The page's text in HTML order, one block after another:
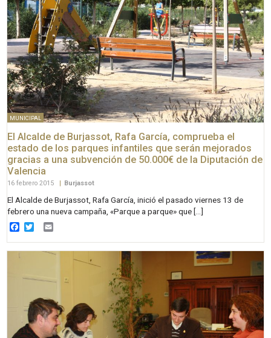
MUNICIPAL
El Alcalde de Burjassot, Rafa García, comprueba el
estado de los parques infantiles que serán mejorados
gracias a una subvención de 50.000€ de la Diputación de
Valencia
16 febrero 2015 Burjassot
El Alcalde de Burjassot, Rafa García, inició el pasado viernes 13 de
febrero una nueva campaña, «Parque a parque» que […]
Facebook
Twitter